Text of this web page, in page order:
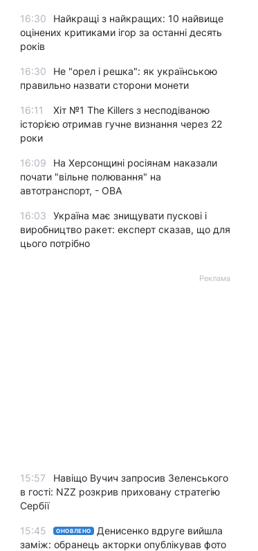
16:30
Найкращі з найкращих: 10 найвище
оцінених критиками ігор за останні десять
років
16:30
Не "орел і решка": як українською
правильно назвати сторони монети
16:11
Хіт №1 The Killers з несподіваною
історією отримав гучне визнання через 22
роки
16:09
На Херсонщині росіянам наказали
почати "вільне полювання" на
автотранспорт, - ОВА
16:03
Україна має знищувати пускові і
виробництво ракет: експерт сказав, що для
цього потрібно
Реклама
15:57
Навіщо Вучич запросив Зеленського
в гості: NZZ розкрив приховану стратегію
Сербії
15:45 ОНОВЛЕНО
Денисенко вдруге вийшла
заміж: обранець акторки опублікував фото